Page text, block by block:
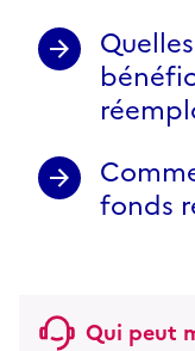
fonds
Qui peut